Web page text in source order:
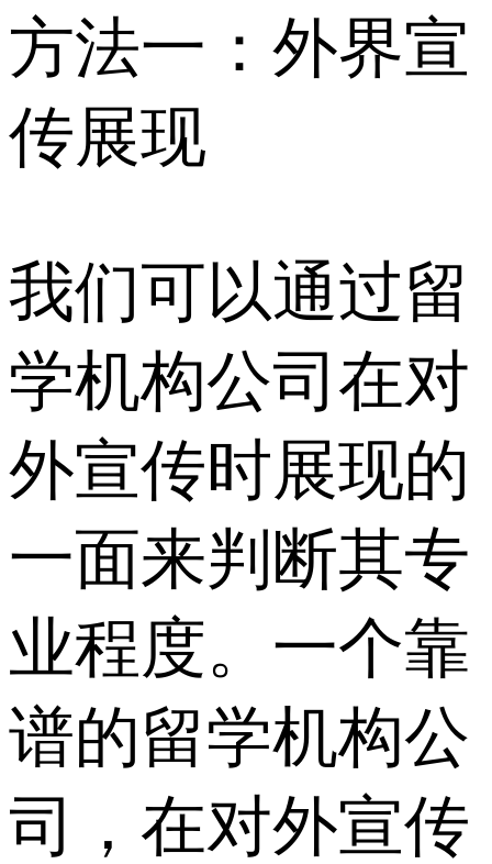
方法一：外界宣
传展现
我们可以通过留
学机构公司在对
外宣传时展现的
一面来判断其专
业程度。一个靠
谱的留学机构公
司，在对外宣传